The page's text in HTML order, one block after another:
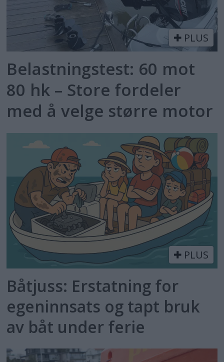
PLUS
Belastningstest: 60 mot
80 hk – Store fordeler
med å velge større motor
PLUS
Båtjuss: Erstatning for
egeninnsats og tapt bruk
av båt under ferie